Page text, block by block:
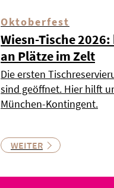
Oktoberfest
Wiesn-Tische
an Plätze im Zelt
Die ersten
sind geöffnet. Hier hilft
München-Kontingent.
WEITER